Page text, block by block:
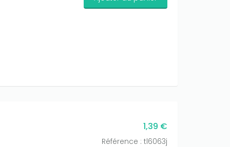
1,39 €
Référence : tl6063j